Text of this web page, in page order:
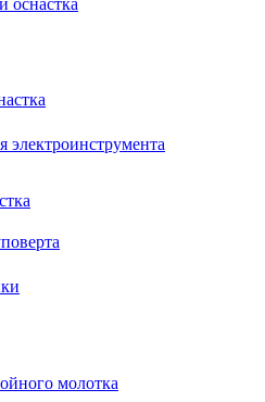
оснастка
электроинструмента
молотка